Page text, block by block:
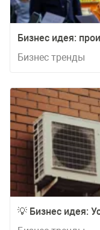
Бизнес идея:
Бизнес тренды
💡 Бизнес идея: